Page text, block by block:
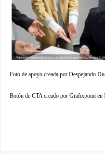
Foto de apoyo creada por Despejando
Botón de CTA creado por Grafixpoint en